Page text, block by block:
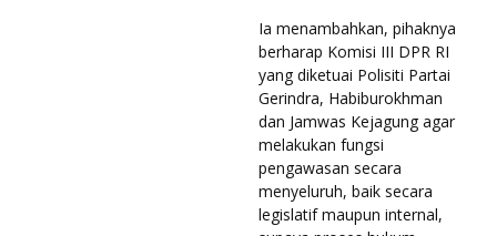
Ia menambahkan, pihaknya
berharap Komisi III DPR RI
yang diketuai Polisiti Partai
Gerindra, Habiburokhman
dan Jamwas Kejagung agar
melakukan fungsi
pengawasan secara
menyeluruh, baik secara
legislatif maupun internal,